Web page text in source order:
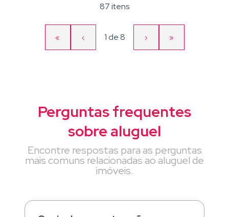
87 itens
Primeira
«
Página
‹ Página
1 de8
Próxima
›
Última
»
Perguntas frequentes
sobre aluguel
Encontre respostas para as perguntas
mais comuns relacionadas ao aluguel de
imóveis.